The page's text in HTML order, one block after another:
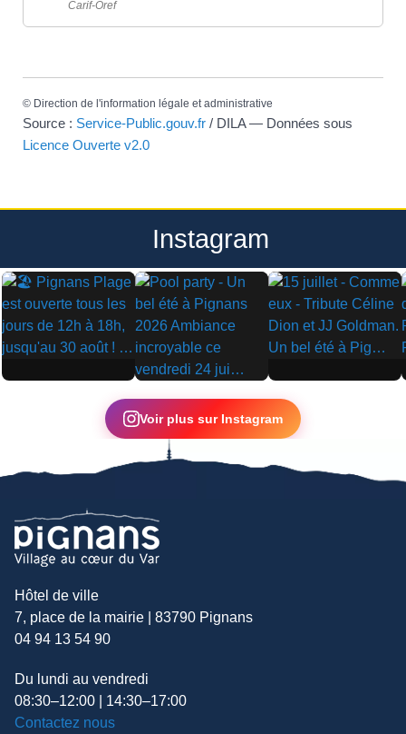
Carif-Oref
© Direction de l'information légale et administrative
Source : Service-Public.gouv.fr / DILA — Données sous
Licence Ouverte v2.0
Instagram
▶
▶
▶
Voir plus sur Instagram
Hôtel de ville
7, place de la mairie | 83790 Pignans
04 94 13 54 90
Du lundi au vendredi
08:30–12:00 | 14:30–17:00
Contactez nous